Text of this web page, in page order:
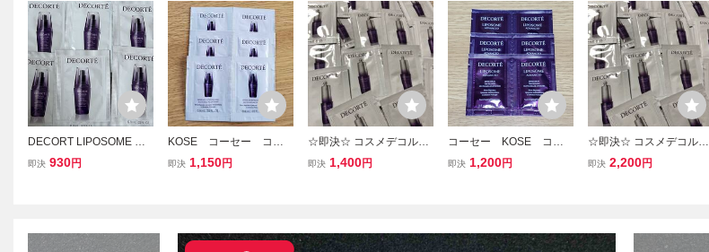
DECORT LIPOSOME コ
スメデコルテ リポソーム
即決 930円
KOSE コーセー コス
メデコルテ リポソーム
即決 1,150円
☆即決☆ コスメデコルテ
リポソーム アドバンスト
即決 1,400円
コーセー KOSE コス
メデコルテ リポソーム
即決 1,200円
☆即決☆ コスメデコルテ
リポソーム リペアアイセ
即決 2,200円